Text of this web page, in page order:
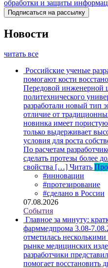
обработки и защиты
Новости
читать все
Российские ученые
помогают кости
Передовой инженерной
политехнического
разработали новый тип
отличие от
новинка имеет
только выдерживает
условия для роста
По расчетам
сделать протезы более
свойства […] Читать
#инновации
#протезирование
#сделано в России
07.08.2026
События
Главное за минуту:
фарммедпрома 3.08-
отметилась
рынке медицинских
разработчики
помогает восстановить